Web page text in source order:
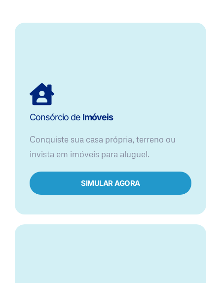
Consórcio de Imóveis
Conquiste sua casa própria, terreno ou
invista em imóveis para aluguel.
SIMULAR AGORA​